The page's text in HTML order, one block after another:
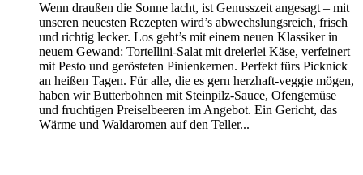
Wenn draußen die Sonne lacht, ist Genusszeit angesagt – mit
unseren neuesten Rezepten wird’s abwechslungsreich, frisch
und richtig lecker. Los geht’s mit einem neuen Klassiker in
neuem Gewand: Tortellini-Salat mit dreierlei Käse, verfeinert
mit Pesto und gerösteten Pinienkernen. Perfekt fürs Picknick
an heißen Tagen. Für alle, die es gern herzhaft-veggie mögen,
haben wir Butterbohnen mit Steinpilz-Sauce, Ofengemüse
und fruchtigen Preiselbeeren im Angebot. Ein Gericht, das
Wärme und Waldaromen auf den Teller...